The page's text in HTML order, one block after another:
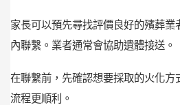
家長可以預先尋找評價良好的殯葬
內聯繫。業者通常會協助遺體接送。
在聯繫前，先確認想要採取的火化方
流程更順利。